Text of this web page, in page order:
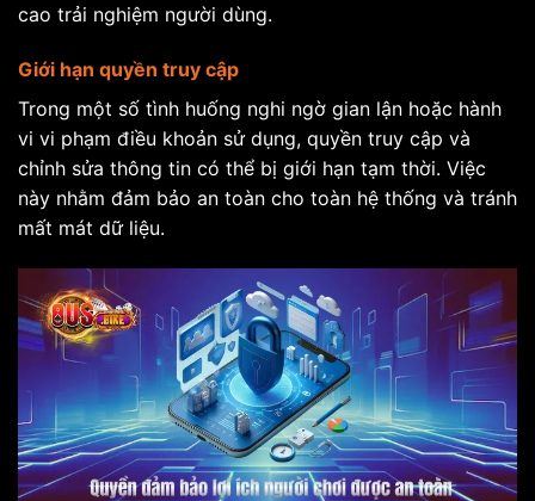
cao trải nghiệm người dùng.
Giới hạn quyền truy cập
Trong một số tình huống nghi ngờ gian lận hoặc hành
vi vi phạm điều khoản sử dụng, quyền truy cập và
chỉnh sửa thông tin có thể bị giới hạn tạm thời. Việc
này nhằm đảm bảo an toàn cho toàn hệ thống và tránh
mất mát dữ liệu.